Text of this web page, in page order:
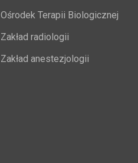
Ośrodek Terapii Biologicznej
Zakład radiologii
Zakład anestezjologii